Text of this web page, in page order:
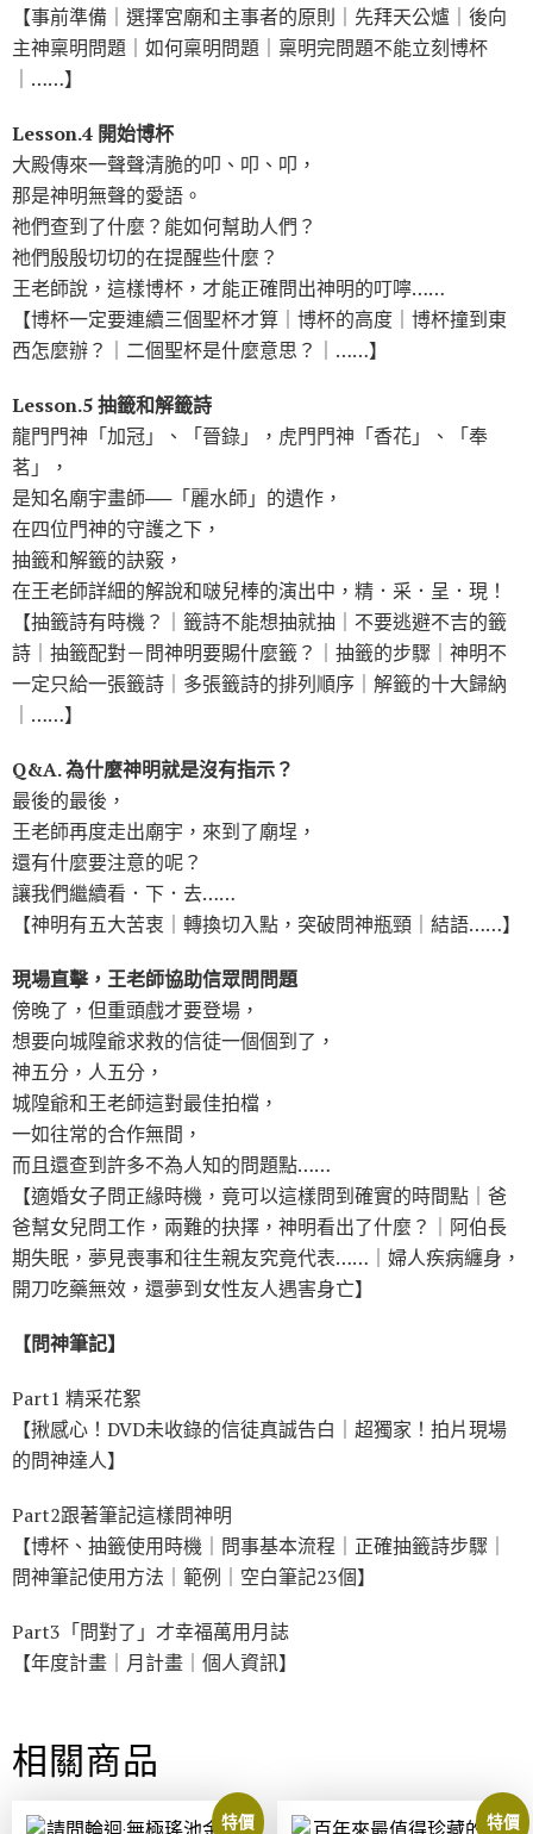
【事前準備｜選擇宮廟和主事者的原則｜先拜天公爐｜後向
主神稟明問題｜如何稟明問題｜稟明完問題不能立刻博杯
｜……】
Lesson.4 開始博杯
大殿傳來一聲聲清脆的叩、叩、叩，
那是神明無聲的愛語。
祂們查到了什麼？能如何幫助人們？
祂們殷殷切切的在提醒些什麼？
王老師說，這樣博杯，才能正確問出神明的叮嚀……
【博杯一定要連續三個聖杯才算｜博杯的高度｜博杯撞到東
西怎麼辦？｜二個聖杯是什麼意思？｜……】
Lesson.5 抽籤和解籤詩
龍門門神「加冠」、「晉錄」，虎門門神「香花」、「奉
茗」，
是知名廟宇畫師──「麗水師」的遺作，
在四位門神的守護之下，
抽籤和解籤的訣竅，
在王老師詳細的解說和啵兒棒的演出中，精．采．呈．現！
【抽籤詩有時機？｜籤詩不能想抽就抽｜不要逃避不吉的籤
詩｜抽籤配對－問神明要賜什麼籤？｜抽籤的步驟｜神明不
一定只給一張籤詩｜多張籤詩的排列順序｜解籤的十大歸納
｜……】
Q&A. 為什麼神明就是沒有指示？
最後的最後，
王老師再度走出廟宇，來到了廟埕，
還有什麼要注意的呢？
讓我們繼續看．下．去……
【神明有五大苦衷｜轉換切入點，突破問神瓶頸｜結語……】
現場直擊，王老師協助信眾問問題
傍晚了，但重頭戲才要登場，
想要向城隍爺求救的信徒一個個到了，
神五分，人五分，
城隍爺和王老師這對最佳拍檔，
一如往常的合作無間，
而且還查到許多不為人知的問題點……
【適婚女子問正緣時機，竟可以這樣問到確實的時間點｜爸
爸幫女兒問工作，兩難的抉擇，神明看出了什麼？｜阿伯長
期失眠，夢見喪事和往生親友究竟代表……｜婦人疾病纏身，
開刀吃藥無效，還夢到女性友人遇害身亡】
【問神筆記】
Part1 精采花絮
【揪感心！DVD未收錄的信徒真誠告白｜超獨家！拍片現場
的問神達人】
Part2跟著筆記這樣問神明
【博杯、抽籤使用時機｜問事基本流程｜正確抽籤詩步驟｜
問神筆記使用方法｜範例｜空白筆記23個】
Part3「問對了」才幸福萬用月誌
【年度計畫｜月計畫｜個人資訊】
相關商品
特價 特價